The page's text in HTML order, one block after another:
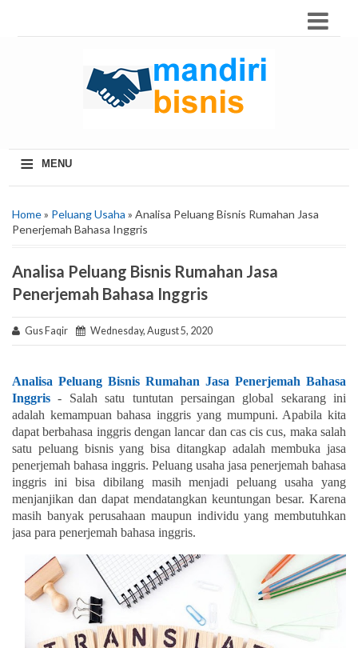
≡ MENU
Home» Peluang Usaha » Analisa Peluang Bisnis Rumahan Jasa
Penerjemah Bahasa Inggris
Analisa Peluang Bisnis Rumahan Jasa
Penerjemah Bahasa Inggris
Gus Faqir Wednesday, August 5, 2020
Analisa Peluang Bisnis Rumahan Jasa Penerjemah Bahasa
Inggris - Salah satu tuntutan persaingan global sekarang ini
adalah kemampuan bahasa inggris yang mumpuni. Apabila kita
dapat berbahasa inggris dengan lancar dan cas cis cus, maka salah
satu peluang bisnis yang bisa ditangkap adalah membuka jasa
penerjemah bahasa inggris. Peluang usaha jasa penerjemah bahasa
inggris ini bisa dibilang masih menjadi peluang usaha yang
menjanjikan dan dapat mendatangkan keuntungan besar. Karena
masih banyak perusahaan maupun individu yang membutuhkan
jasa para penerjemah bahasa inggris.